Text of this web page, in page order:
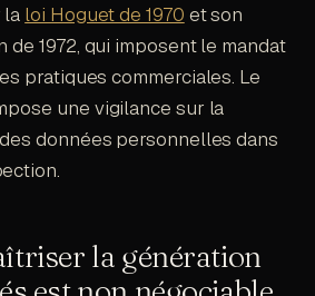
la loi Hoguet de 1970 et son
1972, qui imposent le mandat
pratiques commerciales. Le
une vigilance sur la
données personnelles dans
la génération